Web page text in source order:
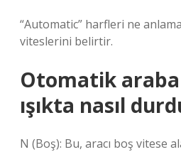
“Automatic” harfleri ne
viteslerini belirtir.
Otomatik araba
ışıkta nasıl
N (Boş): Bu, aracı boş vitese